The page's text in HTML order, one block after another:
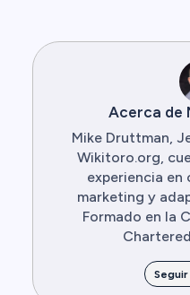
Acerca de
Mike Druttman,
Wikitoro.org,
experiencia en
marketing y
Formado en la